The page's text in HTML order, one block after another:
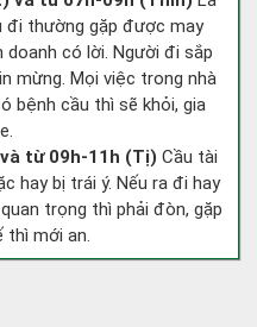
đi thường gặp được may
doanh có lời. Người đi sắp
mừng. Mọi việc trong nhà
bệnh cầu thì sẽ khỏi, gia
từ 09h-11h (Tị) Cầu tài
hay bị trái ý. Nếu ra đi hay
trọng thì phải đòn, gặp
thì mới an.